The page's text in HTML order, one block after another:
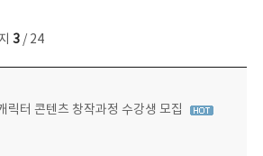
3/ 24
릭터 콘텐츠 창작과정 수강생 모집